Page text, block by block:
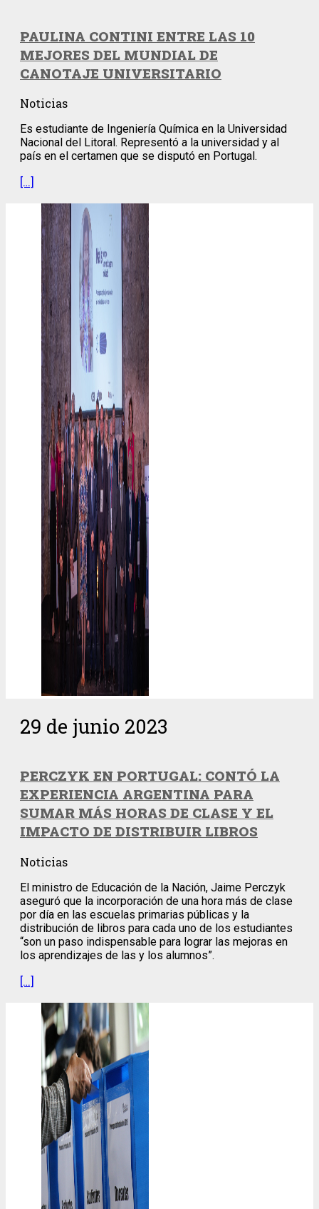
PAULINA CONTINI ENTRE LAS 10
MEJORES DEL MUNDIAL DE
CANOTAJE UNIVERSITARIO
Noticias
Es estudiante de Ingeniería Química en la Universidad
Nacional del Litoral. Representó a la universidad y al
país en el certamen que se disputó en Portugal.
[…]
29 de junio 2023
PERCZYK EN PORTUGAL: CONTÓ LA
EXPERIENCIA ARGENTINA PARA
SUMAR MÁS HORAS DE CLASE Y EL
IMPACTO DE DISTRIBUIR LIBROS
Noticias
El ministro de Educación de la Nación, Jaime Perczyk
aseguró que la incorporación de una hora más de clase
por día en las escuelas primarias públicas y la
distribución de libros para cada uno de los estudiantes
“son un paso indispensable para lograr las mejoras en
los aprendizajes de las y los alumnos”.
[…]